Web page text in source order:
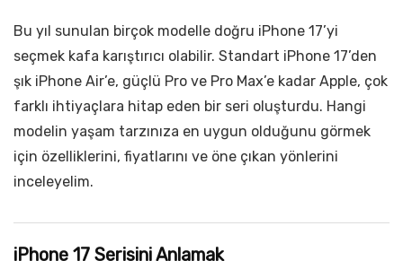
Bu yıl sunulan birçok modelle doğru iPhone 17’yi
seçmek kafa karıştırıcı olabilir. Standart iPhone 17’den
şık iPhone Air’e, güçlü Pro ve Pro Max’e kadar Apple, çok
farklı ihtiyaçlara hitap eden bir seri oluşturdu. Hangi
modelin yaşam tarzınıza en uygun olduğunu görmek
için özelliklerini, fiyatlarını ve öne çıkan yönlerini
inceleyelim.
iPhone 17 Serisini Anlamak